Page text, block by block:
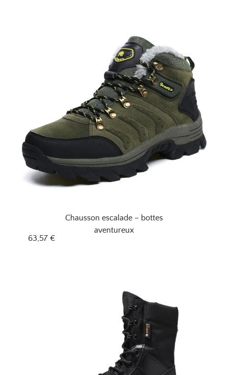
Chausson escalade – bottes
aventureux
63,57 €